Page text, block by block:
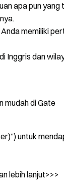
apa pun
memiliki
Inggris dan
mudah di Gate
untuk
lebih lanjut>>>